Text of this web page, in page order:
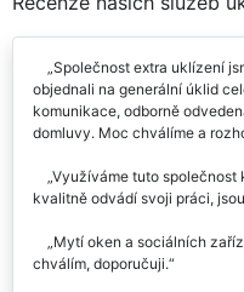
Společnost extra uklízení
objednali na generální úklid
komunikace, odborně
domluvy. Moc chválíme a
Využíváme tuto společnost
kvalitně odvádí svoji práci,
Mytí oken a sociálních
chválím, doporučuji.